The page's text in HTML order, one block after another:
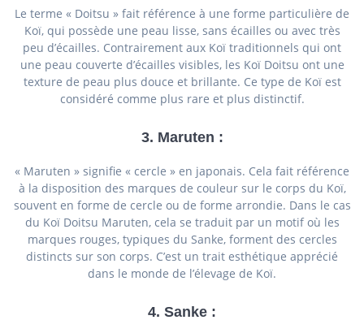
Le terme « Doitsu » fait référence à une forme particulière de
Koï, qui possède une peau lisse, sans écailles ou avec très
peu d’écailles. Contrairement aux Koï traditionnels qui ont
une peau couverte d’écailles visibles, les Koï Doitsu ont une
texture de peau plus douce et brillante. Ce type de Koï est
considéré comme plus rare et plus distinctif.
3. Maruten :
« Maruten » signifie « cercle » en japonais. Cela fait référence
à la disposition des marques de couleur sur le corps du Koï,
souvent en forme de cercle ou de forme arrondie. Dans le cas
du Koï Doitsu Maruten, cela se traduit par un motif où les
marques rouges, typiques du Sanke, forment des cercles
distincts sur son corps. C’est un trait esthétique apprécié
dans le monde de l’élevage de Koï.
4. Sanke :